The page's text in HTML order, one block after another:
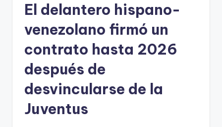
El delantero hispano-
venezolano firmó un
contrato hasta 2026
después de
desvincularse de la
Juventus